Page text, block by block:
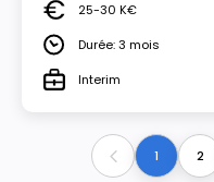
Salaire25-30 K€
DuréeDurée: 3 mois
TypeInterim
Previous1 2